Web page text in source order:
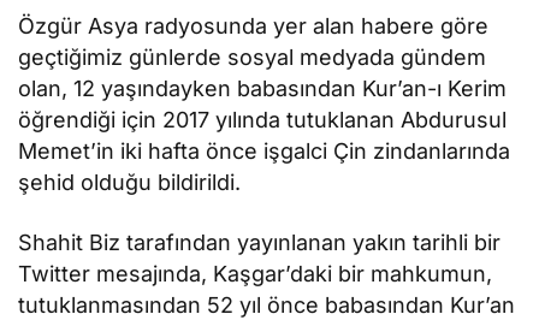
Özgür Asya radyosunda yer alan habere göre
geçtiğimiz günlerde sosyal medyada gündem
olan, 12 yaşındayken babasından Kur’an-ı Kerim
öğrendiği için 2017 yılında tutuklanan Abdurusul
Memet’in iki hafta önce işgalci Çin zindanlarında
şehid olduğu bildirildi.
Shahit Biz tarafından yayınlanan yakın tarihli bir
Twitter mesajında, Kaşgar’daki bir mahkumun,
tutuklanmasından 52 yıl önce babasından Kur’an